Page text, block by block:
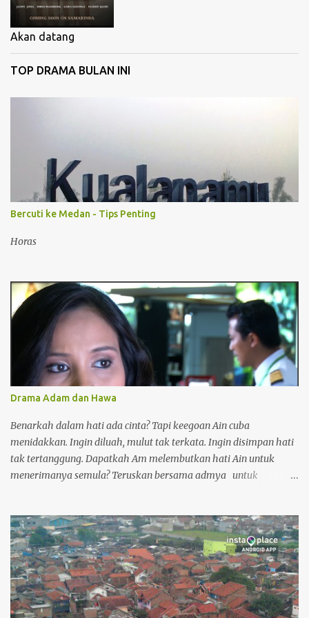
Akan datang
TOP DRAMA BULAN INI
Bercuti ke Medan - Tips Penting
Horas
Drama Adam dan Hawa
Benarkah dalam hati ada cinta? Tapi keegoan Ain cuba
menidakkan. Ingin diluah, mulut tak terkata. Ingin disimpan hati
tak tertanggung. Dapatkah Am melembutkan hati Ain untuk
menerimanya semula? Teruskan bersama admya untuk
dan Hawa telah dipilih sendiri oleh penulis novel AISHA SOFEA-
Aaron Aziz sebagai Adam Mukhriz dan Nadia Nissa sebagai Ain
Hawani. Ulangan: Adam dan Hawa setiap Isnin- Khamis jam 6
petang channel 104(Astro Ria) bermula 18 februari. Pihak Astro
menunaikan janjinya utk menayangkan di channel biasa. update:
Filem Adam dan Hawa Download dan Tonton Adam dan Hawa